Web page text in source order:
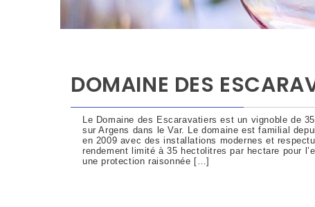
DOMAINE DES
Le Domaine des Escaravatiers est un vignoble de
sur Argens dans le Var. Le domaine est familial
en 2009 avec des installations modernes et
rendement limité à 35 hectolitres par hectare pour
une protection raisonnée […]